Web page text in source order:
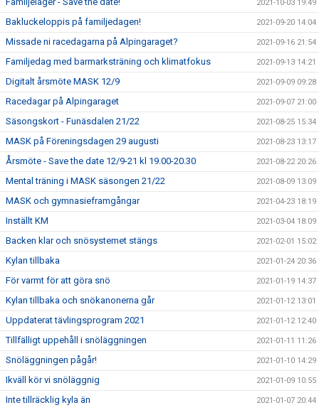
2021-10-03 19:49
Bakluckeloppis på familjedagen! 2021-09-20 14:04
Missade ni racedagarna på Alpingaraget? 2021-09-16 21:54
Familjedag med barmarksträning och klimatfokus 2021-09-13 14:21
Digitalt årsmöte MASK 12/9 2021-09-09 09:28
Racedagar på Alpingaraget 2021-09-07 21:00
Säsongskort - Funäsdalen 21/22 2021-08-25 15:34
MASK på Föreningsdagen 29 augusti 2021-08-23 13:17
Årsmöte - Save the date 12/9-21 kl 19.00-20.30 2021-08-22 20:26
Mental träning i MASK säsongen 21/22 2021-08-09 13:09
MASK och gymnasieframgångar 2021-04-23 18:19
Inställt KM 2021-03-04 18:09
Backen klar och snösystemet stängs 2021-02-01 15:02
Kylan tillbaka 2021-01-24 20:36
För varmt för att göra snö 2021-01-19 14:37
Kylan tillbaka och snökanonerna går 2021-01-12 13:01
Uppdaterat tävlingsprogram 2021 2021-01-12 12:40
Tillfälligt uppehåll i snöläggningen 2021-01-11 11:26
Snöläggningen pågår! 2021-01-10 14:29
Ikväll kör vi snöläggnig 2021-01-09 10:55
Inte tillräcklig kyla än 2021-01-07 20:44